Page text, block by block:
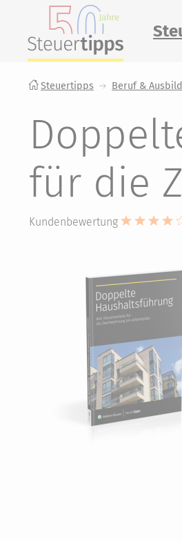
Steuertipps Beruf &
für die
Kundenbewertung